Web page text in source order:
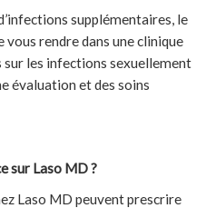
supplémentaires, le
rendre dans une clinique
les infections sexuellement
évaluation et des soins
sur Laso MD ?
Laso MD peuvent prescrire